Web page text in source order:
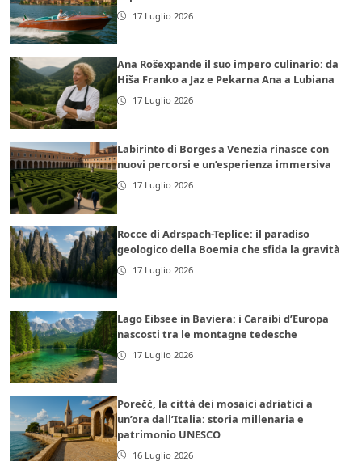
17 Luglio 2026
Ana Rošexpande il suo impero culinario: da
Hiša Franko a Jaz e Pekarna Ana a Lubiana
17 Luglio 2026
Labirinto di Borges a Venezia rinasce con
nuovi percorsi e un’esperienza immersiva
17 Luglio 2026
Rocce di Adrspach-Teplice: il paradiso
geologico della Boemia che sfida la gravità
17 Luglio 2026
Lago Eibsee in Baviera: i Caraibi d’Europa
nascosti tra le montagne tedesche
17 Luglio 2026
Porečć, la città dei mosaici adriatici a
un’ora dall’Italia: storia millenaria e
patrimonio UNESCO
16 Luglio 2026